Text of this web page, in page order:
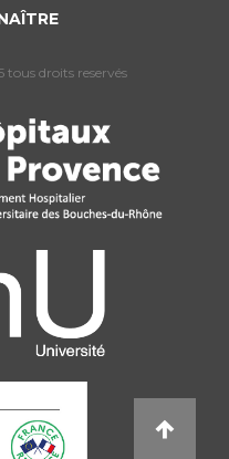
droits reservés